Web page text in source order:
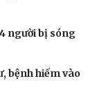
người bị sóng
bệnh hiếm vào